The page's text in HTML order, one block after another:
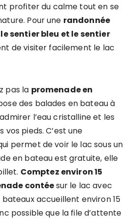
profiter du calme tout en se
Pour une randonnée
le sentier bleu et le sentier
de visiter facilement le lac
pas la promenade en
des balades en bateau à
l’eau cristalline et les
pieds. C’est une
permet de voir le lac sous un
en bateau est gratuite, elle
Comptez environ 15
contéesur le lac avec
accueillent environ 15
possible que la file d’attente